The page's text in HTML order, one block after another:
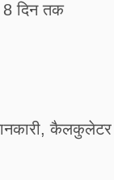
8 दिन तक
कैलकुलेटर